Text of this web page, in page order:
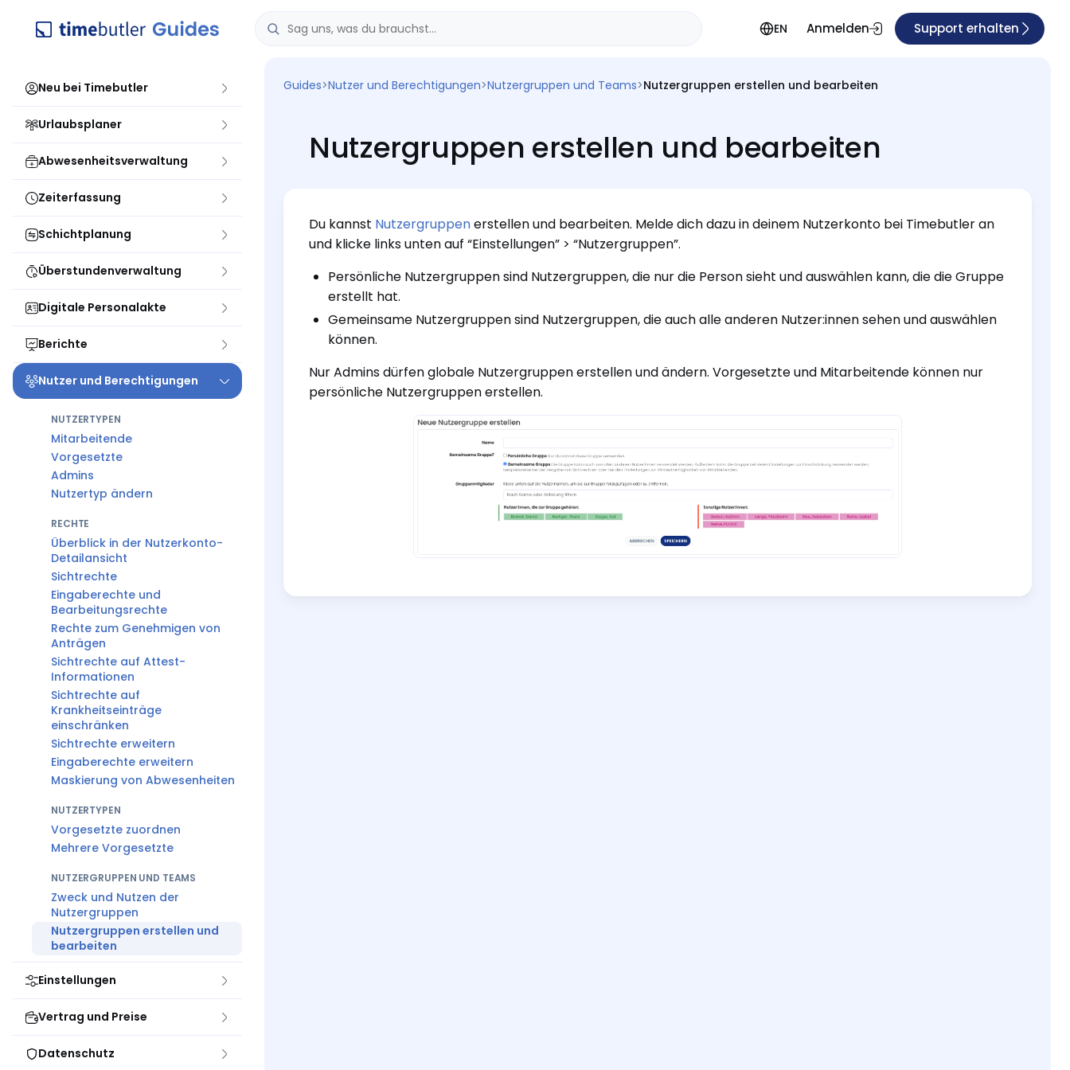
EN Anmelden Support erhalten
Neu bei Timebutler
Urlaubsplaner
Abwesenheitsverwaltung
Zeiterfassung
Schichtplanung
Überstundenverwaltung
Digitale Personalakte
Berichte
Nutzer und Berechtigungen
NUTZERTYPEN
Mitarbeitende
Vorgesetzte
Admins
Nutzertyp ändern
RECHTE
Überblick in der Nutzerkonto-
Detailansicht
Sichtrechte
Eingaberechte und
Bearbeitungsrechte
Rechte zum Genehmigen von
Anträgen
Sichtrechte auf Attest-
Informationen
Sichtrechte auf
Krankheitseinträge
einschränken
Sichtrechte erweitern
Eingaberechte erweitern
Maskierung von Abwesenheiten
NUTZERTYPEN
Vorgesetzte zuordnen
Mehrere Vorgesetzte
NUTZERGRUPPEN UND TEAMS
Zweck und Nutzen der
Nutzergruppen
Nutzergruppen erstellen und
bearbeiten
Einstellungen
Vertrag und Preise
Datenschutz
Guides>Nutzer und Berechtigungen>Nutzergruppen und Teams>Nutzergruppen erstellen und bearbeiten
Nutzergruppen erstellen und bearbeiten
Du kannst Nutzergruppenerstellen und bearbeiten. Melde dich dazu in deinem Nutzerkonto bei Timebutler an
und klicke links unten auf “Einstellungen” > “Nutzergruppen”.
Persönliche Nutzergruppen sind Nutzergruppen, die nur die Person sieht und auswählen kann, die die Gruppe
erstellt hat.
Gemeinsame Nutzergruppen sind Nutzergruppen, die auch alle anderen Nutzer:innen sehen und auswählen
können.
Nur Admins dürfen globale Nutzergruppen erstellen und ändern. Vorgesetzte und Mitarbeitende können nur
persönliche Nutzergruppen erstellen.